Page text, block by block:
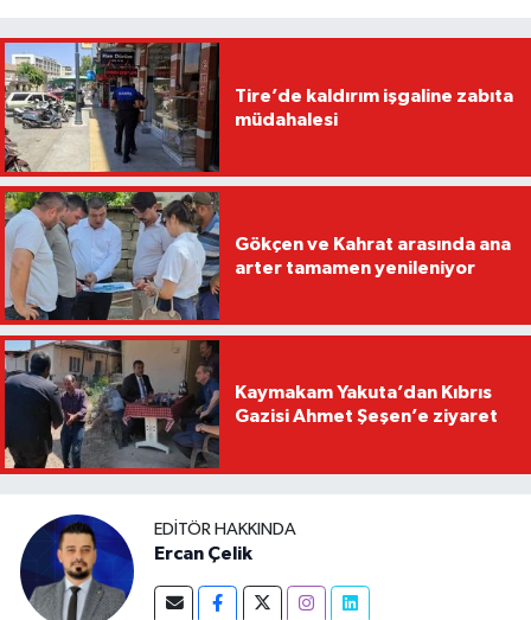
Tire’de kaldırım işgaline zabıta
müdahalesi
Gökçen ve Kahrat arasında ana
arter tamamen yenileniyor
Kaymakam Yakuta’dan Kıbrıs
Gazisi Ahmet Şeşen’e ziyaret
EDITÖR HAKKINDA
Ercan Çelik